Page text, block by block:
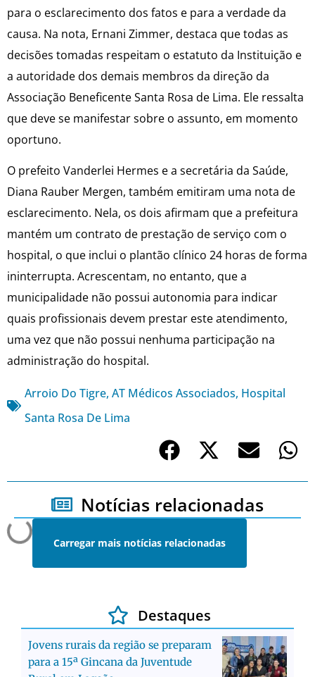
para o esclarecimento dos fatos e para a verdade da
causa. Na nota, Ernani Zimmer, destaca que todas as
decisões tomadas respeitam o estatuto da Instituição e
a autoridade dos demais membros da direção da
Associação Beneficente Santa Rosa de Lima. Ele ressalta
que deve se manifestar sobre o assunto, em momento
oportuno.
O prefeito Vanderlei Hermes e a secretária da Saúde,
Diana Rauber Mergen, também emitiram uma nota de
esclarecimento. Nela, os dois afirmam que a prefeitura
mantém um contrato de prestação de serviço com o
hospital, o que inclui o plantão clínico 24 horas de forma
ininterrupta. Acrescentam, no entanto, que a
municipalidade não possui autonomia para indicar
quais profissionais devem prestar este atendimento,
uma vez que não possui nenhuma participação na
administração do hospital.
Arroio Do Tigre, AT Médicos Associados, Hospital
Santa Rosa De Lima
Notícias relacionadas
Carregar mais notícias relacionadas
Destaques
Jovens rurais da região se preparam
para a 15ª Gincana da Juventude